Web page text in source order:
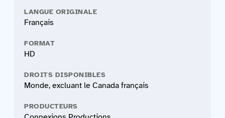
LANGUE ORIGINALE
Français
FORMAT
HD
DROITS DISPONIBLES
Monde, excluant le Canada français
PRODUCTEURS